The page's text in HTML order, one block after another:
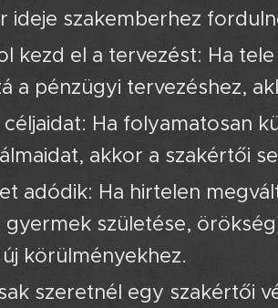
ideje szakemberhez
kezd el a tervezést: Ha
a pénzügyi tervezéshez,
Ha folyamatosan
akkor a szakértői
adódik: Ha hirtelen
gyermek születése,
körülményekhez.
szeretnél egy szakértői